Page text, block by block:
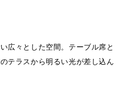
広々とした空間。テーブル席と
テラスから明るい光が差し込ん